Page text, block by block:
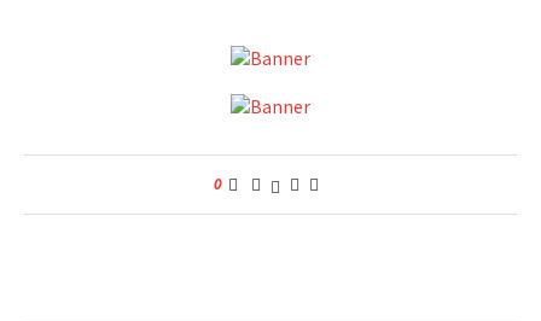
0